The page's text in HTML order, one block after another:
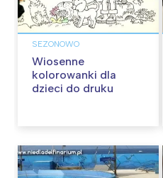
SEZONOWO
Wiosenne
kolorowanki dla
dzieci do druku